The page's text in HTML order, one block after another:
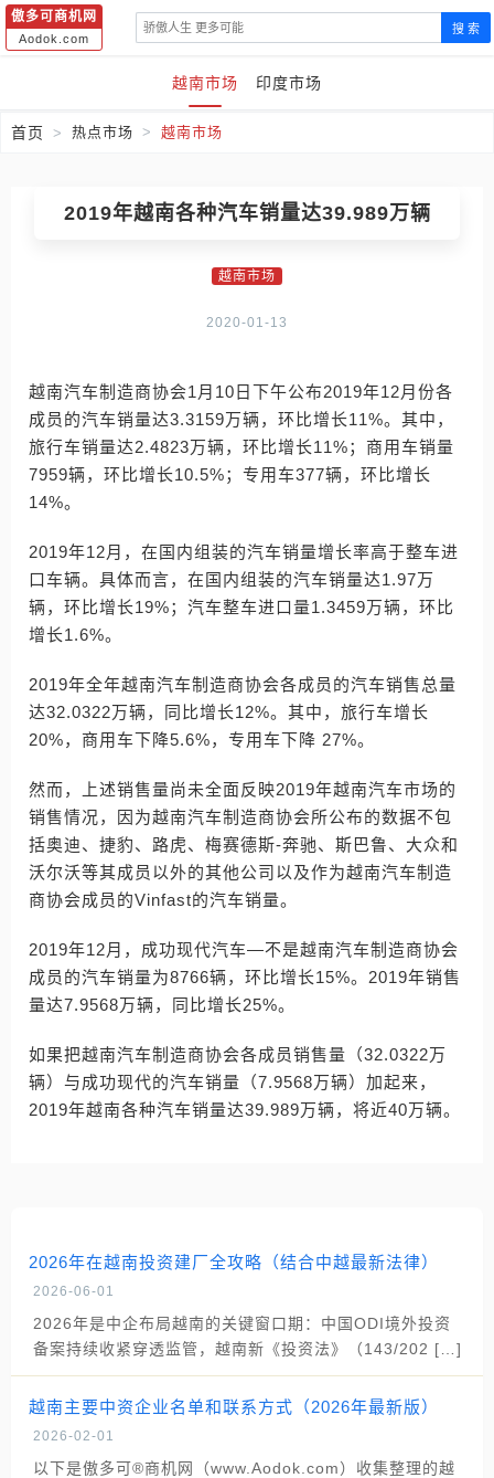
傲多可商机网
Aodok.com
搜 索
越南市场 印度市场
首页 热点市场 越南市场
2019年越南各种汽车销量达39.989万辆
越南市场
2020-01-13
越南汽车制造商协会1月10日下午公布2019年12月份各
成员的汽车销量达3.3159万辆，环比增长11%。其中，
旅行车销量达2.4823万辆，环比增长11%；商用车销量
7959辆，环比增长10.5%；专用车377辆，环比增长
14%。
2019年12月，在国内组装的汽车销量增长率高于整车进
口车辆。具体而言，在国内组装的汽车销量达1.97万
辆，环比增长19%；汽车整车进口量1.3459万辆，环比
增长1.6%。
2019年全年越南汽车制造商协会各成员的汽车销售总量
达32.0322万辆，同比增长12%。其中，旅行车增长
20%，商用车下降5.6%，专用车下降 27%。
然而，上述销售量尚未全面反映2019年越南汽车市场的
销售情况，因为越南汽车制造商协会所公布的数据不包
括奥迪、捷豹、路虎、梅赛德斯-奔驰、斯巴鲁、大众和
沃尔沃等其成员以外的其他公司以及作为越南汽车制造
商协会成员的Vinfast的汽车销量。
2019年12月，成功现代汽车—不是越南汽车制造商协会
成员的汽车销量为8766辆，环比增长15%。2019年销售
量达7.9568万辆，同比增长25%。
如果把越南汽车制造商协会各成员销售量（32.0322万
辆）与成功现代的汽车销量（7.9568万辆）加起来，
2019年越南各种汽车销量达39.989万辆，将近40万辆。
2026年在越南投资建厂全攻略（结合中越最新法律）
2026-06-01
2026年是中企布局越南的关键窗口期：中国ODI境外投资
备案持续收紧穿透监管，越南新《投资法》（143/202 […]
越南主要中资企业名单和联系方式（2026年最新版）
2026-02-01
以下是傲多可®商机网（www.Aodok.com）收集整理的越